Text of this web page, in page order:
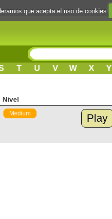
T U V W X Y
Nivel
Medium Play
que acepta el uso de cookies